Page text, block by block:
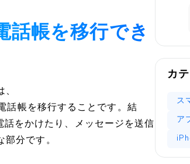
話帳を移行でき
話帳を移行することです。結
をかけたり、メッセージを送信
分です。
カ
ス
ア